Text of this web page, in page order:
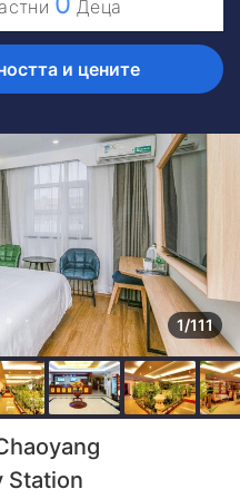
Деца
и цените
1/111
Station